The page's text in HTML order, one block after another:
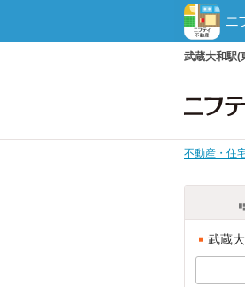
武蔵大和駅(
不動産・住
武蔵